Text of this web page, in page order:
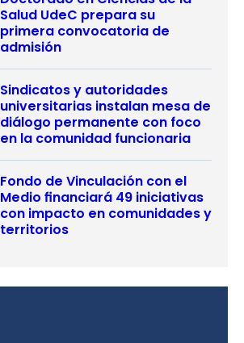
Salud UdeC prepara su
primera convocatoria de
admisión
Sindicatos y autoridades
universitarias instalan mesa de
diálogo permanente con foco
en la comunidad funcionaria
Fondo de Vinculación con el
Medio financiará 49 iniciativas
con impacto en comunidades y
territorios